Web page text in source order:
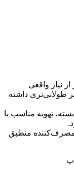
30 درصد بیشتر از نیاز واقعی
طولانی‌تری داشته
تهویه مناسب یا
مصرف‌کننده منطبق